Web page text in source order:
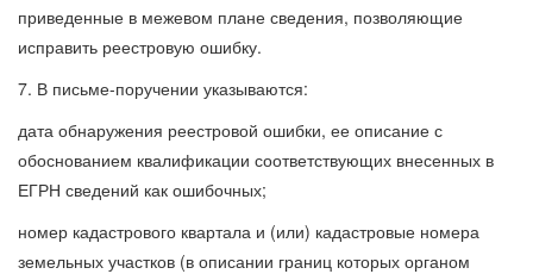
приведенные в межевом плане сведения, позволяющие
исправить реестровую ошибку.
7. В письме-поручении указываются:
дата обнаружения реестровой ошибки, ее описание с
обоснованием квалификации соответствующих внесенных в
ЕГРН сведений как ошибочных;
номер кадастрового квартала и (или) кадастровые номера
земельных участков (в описании границ которых органом